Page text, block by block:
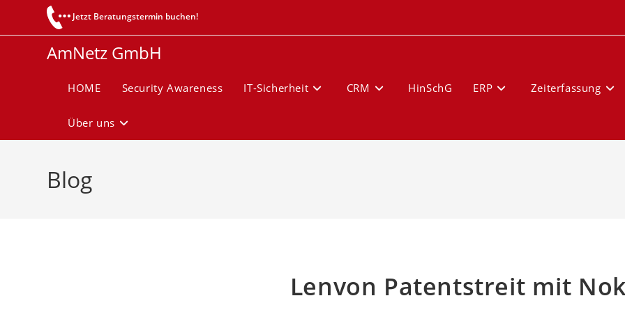
Jetzt Beratungstermin buchen!
AmNetz GmbH
HOME Security Awareness IT-Sicherheit CRM HinSchG ERP Zeiterfassung
Über uns
Blog
Lenvon Patentstreit mit